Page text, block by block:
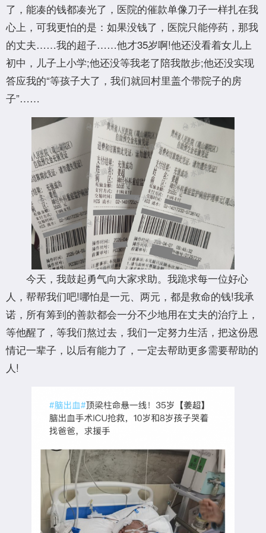
了，能凑的钱都凑光了，医院的催款单像刀子一样扎在我
心上，可我更怕的是：如果没钱了，医院只能停药，那我
的丈夫……我的超子……他才35岁啊!他还没看着女儿上
初中，儿子上小学;他还没等我老了陪我散步;他还没实现
答应我的“等孩子大了，我们就回村里盖个带院子的房
子”……
今天，我鼓起勇气向大家求助。我跪求每一位好心
人，帮帮我们吧!哪怕是一元、两元，都是救命的钱!我承
诺，所有筹到的善款都会一分不少地用在丈夫的治疗上，
等他醒了，等我们熬过去，我们一定努力生活，把这份恩
情记一辈子，以后有能力了，一定去帮助更多需要帮助的
人!